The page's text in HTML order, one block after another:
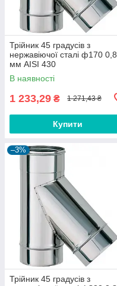
Трійник 45 градусів з
нержавіючої сталі ф170 0,8
мм AISI 430
В наявності
1 233,29 ₴ 1 271,43 ₴
Купити
–3%
Трійник 45 градусів з